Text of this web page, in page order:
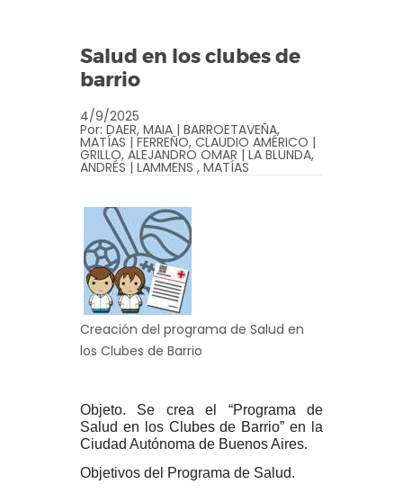
Salud en los clubes de
barrio
4/9/2025
Por: DAER, MAIA | BARROETAVEÑA,
MATÍAS | FERREÑO, CLAUDIO AMÉRICO |
GRILLO, ALEJANDRO OMAR | LA BLUNDA,
ANDRÉS | LAMMENS , MATÍAS
Creación del programa de Salud en
los Clubes de Barrio
Objeto. Se crea el “Programa de
Salud en los Clubes de Barrio” en la
Ciudad Autónoma de Buenos Aires.
Objetivos del Programa de Salud.